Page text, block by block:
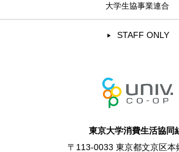
大学生協事業連合
STAFF ONLY
東京大学消費生活協同
〒113-0033 東京都文京区